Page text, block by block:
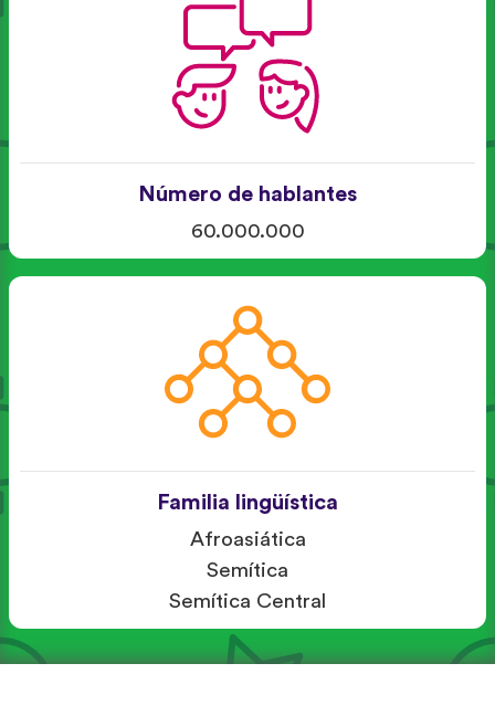
Número de hablantes
60.000.000
Familia lingüística
Afroasiática
Semítica
Semítica Central